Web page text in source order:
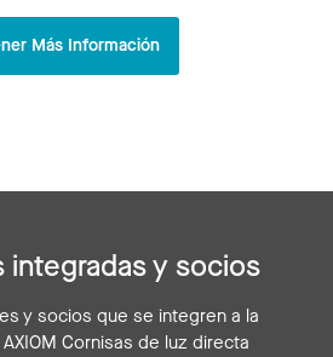
Más Información
integradas y socios
y socios que se integren a la
Cornisas de luz directa